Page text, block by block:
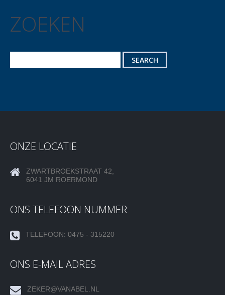
ZOEKEN
ONZE LOCATIE
ZWARTBROEKSTRAAT 42,
6041 JM ROERMOND
ONS TELEFOON NUMMER
TELEFOON: 0475 - 315220
ONS E-MAIL ADRES
ZEKER@VANABEL.NL